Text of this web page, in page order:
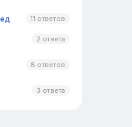
11 ответов
2 ответа
8 ответов
3 ответа